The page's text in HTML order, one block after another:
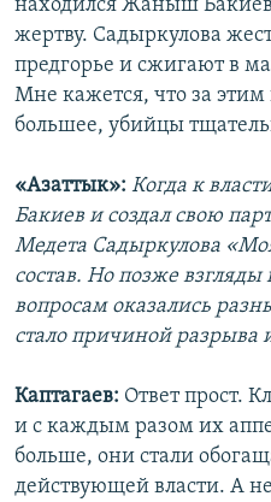
находился Жаныш
жертву. Садыркулова
предгорье и сжигают в
Мне кажется, что за этим
большее, убийцы
«Азаттык»: Когда к
Бакиев и создал свою
Медета Садыркулова
состав. Но позже
вопросам оказались
стало причиной разрыва
Каптагаев: Ответ прост.
и с каждым разом их
больше, они стали
действующей власти. А